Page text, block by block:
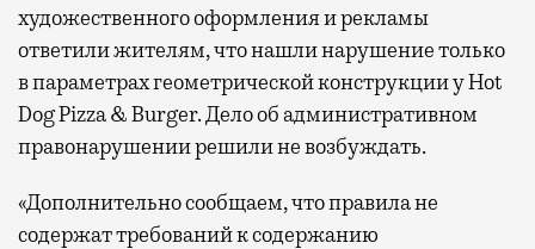
художественного оформления и рекламы
ответили жителям, что нашли нарушение только
в параметрах геометрической конструкции у Hot
Dog Pizza & Burger. Дело об административном
правонарушении решили не возбуждать.
«Дополнительно сообщаем, что правила не
содержат требований к содержанию